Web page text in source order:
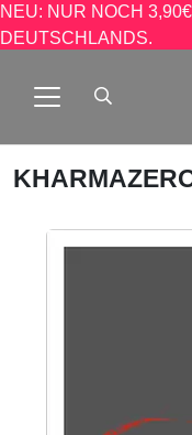
NEU: NUR NOCH
DEUTSCHLANDS.